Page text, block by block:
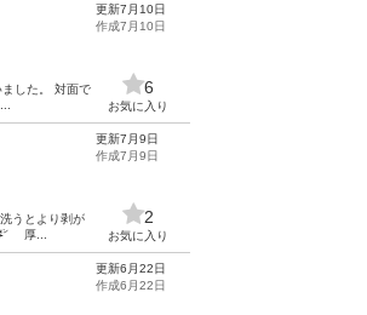
した。 対面で
更新7月10日
作成7月10日
6
お気に入り
うとより剥が
厚...
更新7月9日
作成7月9日
2
お気に入り
更新6月22日
作成6月22日